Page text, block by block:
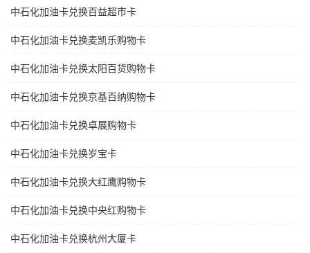
中石化加油卡兑换百益超市卡
中石化加油卡兑换麦凯乐购物卡
中石化加油卡兑换太阳百货购物卡
中石化加油卡兑换京基百纳购物卡
中石化加油卡兑换卓展购物卡
中石化加油卡兑换岁宝卡
中石化加油卡兑换大红鹰购物卡
中石化加油卡兑换中央红购物卡
中石化加油卡兑换杭州大厦卡